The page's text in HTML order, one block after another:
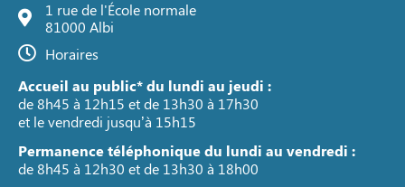
1 rue de l'École normale
81000 Albi
Horaires
Accueil au public* du lundi au jeudi :
de 8h45 à 12h15 et de 13h30 à 17h30
et le vendredi jusqu’à 15h15
Permanence téléphonique du lundi au vendredi :
de 8h45 à 12h30 et de 13h30 à 18h00